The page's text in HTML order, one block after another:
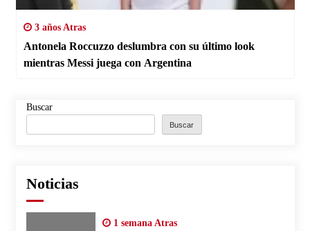
3 años Atras
Antonela Roccuzzo deslumbra con su último look
mientras Messi juega con Argentina
Buscar
Buscar
Noticias
1 semana Atras